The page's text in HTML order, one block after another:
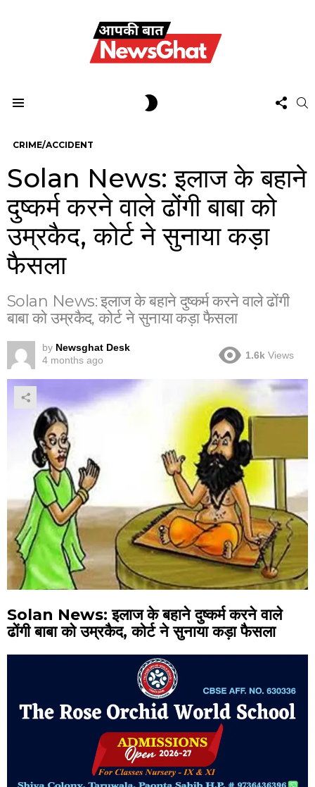
US
CRIME/ACCIDENT
Solan News: इलाज के बहाने
दुष्कर्म करने वाले ढोंगी बाबा को
उम्रकैद, कोर्ट ने सुनाया कड़ा
फैसला
Solan News: इलाज के बहाने दुष्कर्म करने वाले ढोंगी
बाबा को उम्रकैद, कोर्ट ने सुनाया कड़ा फैसला
by Newsghat Desk
4 months ago
1.6k Views
Solan News: इलाज के बहाने दुष्कर्म करने वाले
ढोंगी बाबा को उम्रकैद, कोर्ट ने सुनाया कड़ा फैसला